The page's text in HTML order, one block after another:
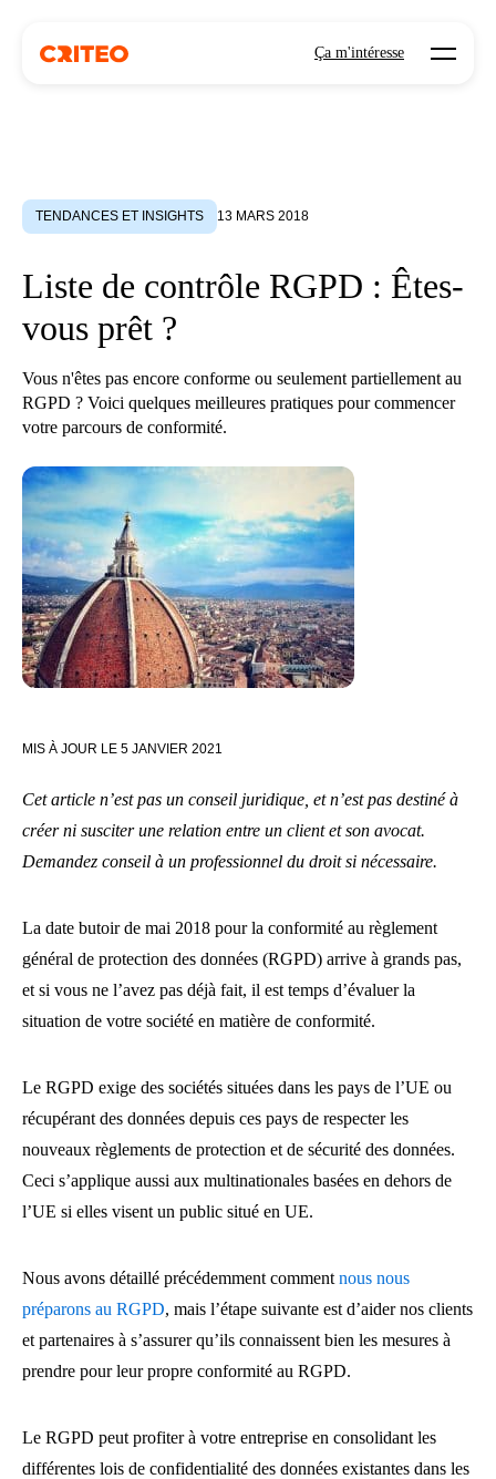
Ça m'intéresse Open
TENDANCES ET INSIGHTS 13 MARS 2018
Liste de contrôle RGPD : Êtes-
vous prêt ?
Vous n'êtes pas encore conforme ou seulement partiellement au
RGPD ? Voici quelques meilleures pratiques pour commencer
votre parcours de conformité.
MIS À JOUR LE 5 JANVIER 2021
Cet article n’est pas un conseil juridique, et n’est pas destiné à
créer ni susciter une relation entre un client et son avocat.
Demandez conseil à un professionnel du droit si nécessaire.
La date butoir de mai 2018 pour la conformité au règlement
général de protection des données (RGPD) arrive à grands pas,
et si vous ne l’avez pas déjà fait, il est temps d’évaluer la
situation de votre société en matière de conformité.
Le RGPD exige des sociétés situées dans les pays de l’UE ou
récupérant des données depuis ces pays de respecter les
nouveaux règlements de protection et de sécurité des données.
Ceci s’applique aussi aux multinationales basées en dehors de
l’UE si elles visent un public situé en UE.
Nous avons détaillé précédemment comment nous nous
préparons au RGPD, mais l’étape suivante est d’aider nos clients
et partenaires à s’assurer qu’ils connaissent bien les mesures à
prendre pour leur propre conformité au RGPD.
Le RGPD peut profiter à votre entreprise en consolidant les
différentes lois de confidentialité des données existantes dans les